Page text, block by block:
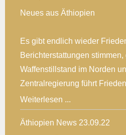
Neues aus Äthiopien
Es gibt endlich wieder
Berichterstattungen
Waffenstillstand im Norden
Zentralregierung führt
Weiterlesen ...
Äthiopien News 23.09.22